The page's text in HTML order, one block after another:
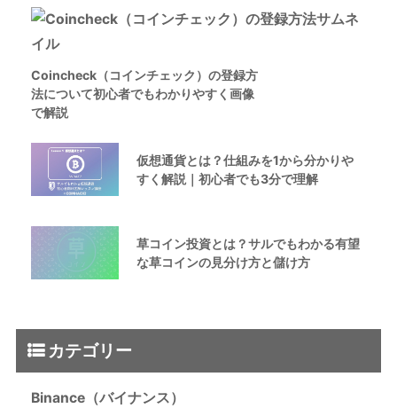
Coincheck（コインチェック）の登録方
法について初心者でもわかりやすく画像
で解説
仮想通貨とは？仕組みを1から分かりや
すく解説｜初心者でも3分で理解
草コイン投資とは？サルでもわかる有望
な草コインの見分け方と儲け方
カテゴリー
Binance（バイナンス）